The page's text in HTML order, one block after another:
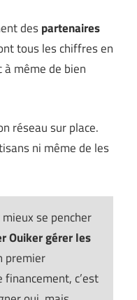
despartenaires
tous les chiffres en
même de bien
réseau sur place.
ni même de les
se pencher
Ouiker gérer les
premier
c’est